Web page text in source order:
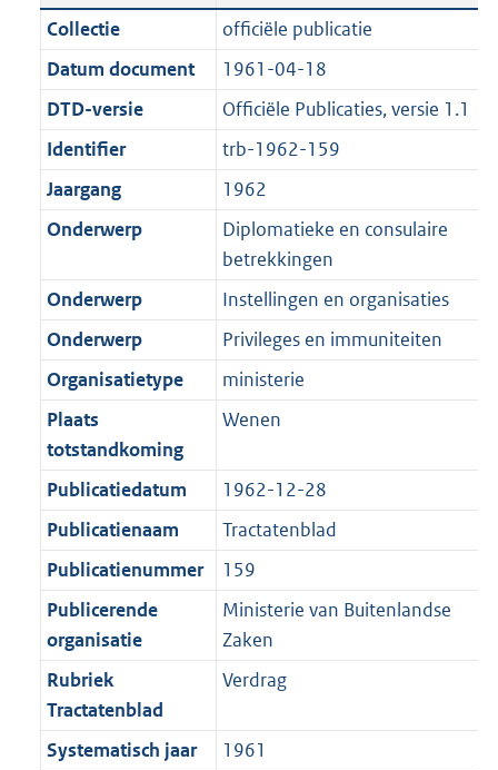
a
t
i
e
i
f
o
m
a
a
t
e
1
0
1
K
b
c
a
t
i
e
n
f
r
m
a
a
t
t
e
:
0
K
n
d
s
g
r
o
t
t
e
:
2
K
b
a
n
d
s
g
r
o
t
t
e
:
K
Collectie
officiële publicatie
Datum document
1961-04-18
DTD-versie
Officiële Publicaties, versie 1.1
Identifier
trb-1962-159
Jaargang
1962
Onderwerp
Diplomatieke en consulaire
betrekkingen
Onderwerp
Instellingen en organisaties
Onderwerp
Privileges en immuniteiten
Organisatietype
ministerie
Plaats
totstandkoming
Wenen
Publicatiedatum
1962-12-28
Publicatienaam
Tractatenblad
Publicatienummer
159
Publicerende
organisatie
Ministerie van Buitenlandse
Zaken
Rubriek
Tractatenblad
Verdrag
Systematisch jaar
1961